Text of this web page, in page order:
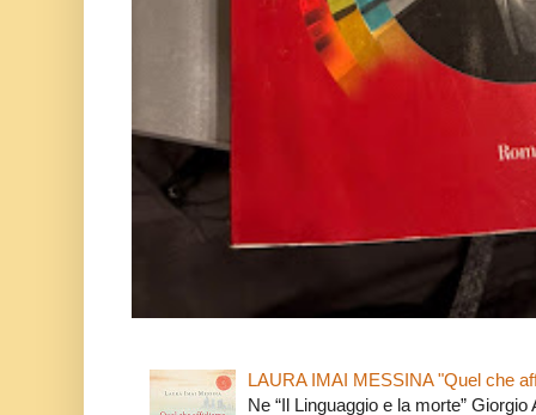
LAURA IMAI MESSINA "Quel che
Ne “Il Linguaggio e la morte”